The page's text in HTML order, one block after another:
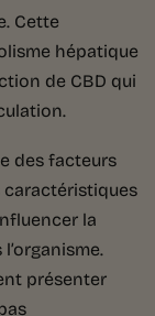
Cette
hépatique
de CBD qui
des facteurs
caractéristiques
la
présenter